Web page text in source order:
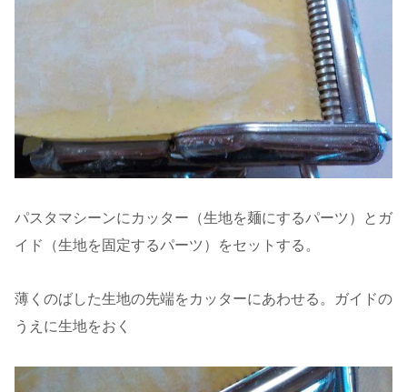
パスタマシーンにカッター（生地を麺にするパーツ）とガ
イド（生地を固定するパーツ）をセットする。
薄くのばした生地の先端をカッターにあわせる。ガイドの
うえに生地をおく